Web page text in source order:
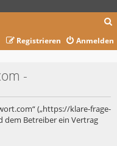
c
Anmelden
Registrieren
-
(„https://klare-frage-
dem Betreiber ein Vertrag